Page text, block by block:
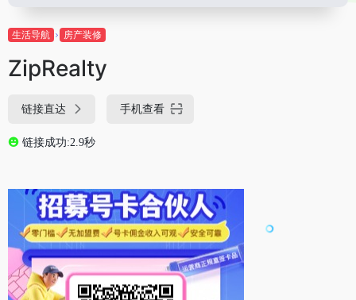
生活导航 房产装修
ZipRealty
链接直达 手机查看
链接成功:2.9秒